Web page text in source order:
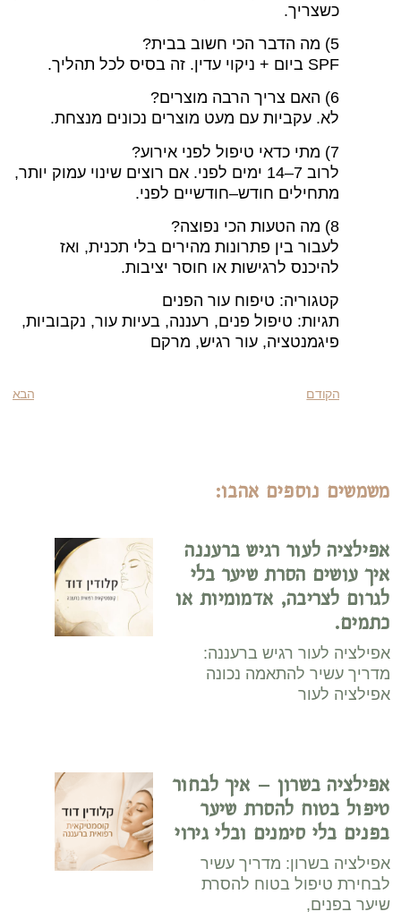
כשצריך.
5) מה הדבר הכי חשוב בבית?
SPF ביום + ניקוי עדין. זה בסיס לכל תהליך.
6) האם צריך הרבה מוצרים?
לא. עקביות עם מעט מוצרים נכונים מנצחת.
7) מתי כדאי טיפול לפני אירוע?
לרוב 7–14 ימים לפני. אם רוצים שינוי עמוק יותר,
מתחילים חודש–חודשיים לפני.
8) מה הטעות הכי נפוצה?
לעבור בין פתרונות מהירים בלי תכנית, ואז
להיכנס לרגישות או חוסר יציבות.
קטגוריה: טיפוח עור הפנים
תגיות: טיפול פנים, רעננה, בעיות עור, נקבוביות,
פיגמנטציה, עור רגיש, מרקם
הקודם הבא
משמשים נוספים אהבו:
אפילציה לעור רגיש ברעננה
איך עושים הסרת שיער בלי
לגרום לצריבה, אדמומיות או
כתמים.
אפילציה לעור רגיש ברעננה:
מדריך עשיר להתאמה נכונה
אפילציה לעור
אפילציה בשרון – איך לבחור
טיפול בטוח להסרת שיער
בפנים בלי סימנים ובלי גירוי
אפילציה בשרון: מדריך עשיר
לבחירת טיפול בטוח להסרת
שיער בפנים,